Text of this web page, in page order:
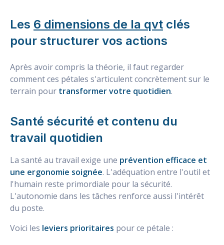
Les 6 dimensions de la qvt clés
pour structurer vos actions
Après avoir compris la théorie, il faut regarder
comment ces pétales s'articulent concrètement sur le
terrain pour transformer votre quotidien.
Santé sécurité et contenu du
travail quotidien
La santé au travail exige une prévention efficace et
une ergonomie soignée. L'adéquation entre l'outil et
l'humain reste primordiale pour la sécurité.
L'autonomie dans les tâches renforce aussi l'intérêt
du poste.
Voici les leviers prioritaires pour ce pétale :